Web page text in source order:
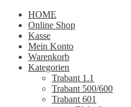
HOME
Online Shop
Kasse
Mein Konto
Warenkorb
Kategorien
Trabant 1.1
Trabant 500/600
Trabant 601